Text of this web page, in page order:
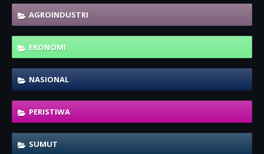
AGROINDUSTRI
EKONOMI
NASIONAL
PERISTIWA
SUMUT